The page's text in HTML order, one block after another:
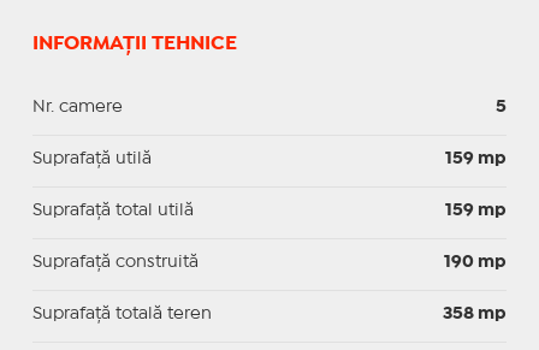
INFORMAȚII TEHNICE
Nr. camere 5
Suprafaţă utilă 159 mp
Suprafaţă total utilă 159 mp
Suprafaţă construită 190 mp
Suprafață totală teren 358 mp